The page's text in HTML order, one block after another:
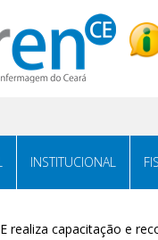
INSTITUCIONAL
realiza capacitação e